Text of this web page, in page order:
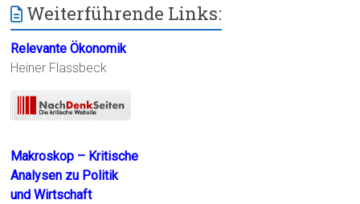
Weiterführende Links:
Relevante Ökonomik
Heiner Flassbeck
Makroskop – Kritische
Analysen zu Politik
und Wirtschaft